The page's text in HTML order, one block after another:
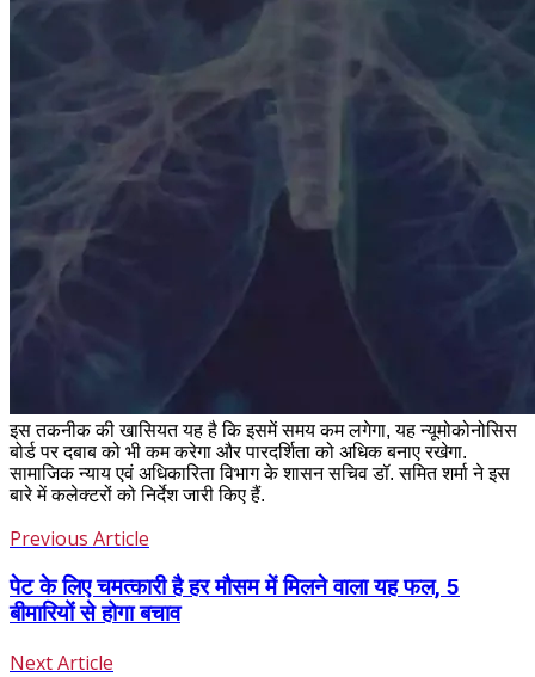
इस तकनीक की खासियत यह है कि इसमें समय कम लगेगा, यह न्यूमोकोनोसिस
बोर्ड पर दबाब को भी कम करेगा और पारदर्शिता को अधिक बनाए रखेगा.
सामाजिक न्याय एवं अधिकारिता विभाग के शासन सचिव डॉ. समित शर्मा ने इस
बारे में कलेक्टरों को निर्देश जारी किए हैं.
Previous Article
पेट के लिए चमत्कारी है हर मौसम में मिलने वाला यह फल, 5
बीमारियों से होगा बचाव
Next Article